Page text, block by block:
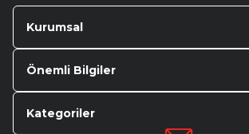
Kurumsal
Önemli Bilgiler
Kategoriler